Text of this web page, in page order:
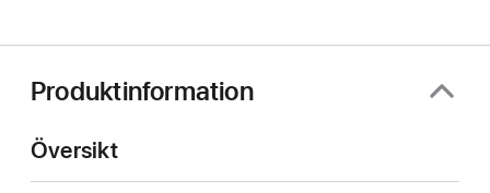
Produktinformation
Översikt